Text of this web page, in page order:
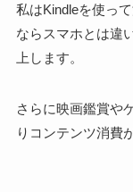
私はKindleを使っ
ならスマホとは違
上します。
さらに映画鑑賞や
りコンテンツ消費